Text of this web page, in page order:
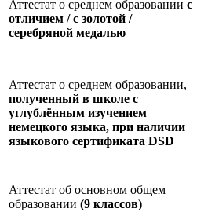
Аттестат о среднем образовании с
отличием / с золотой /
серебряной медалью
Аттестат о среднем образовании,
полученный в школе с
углублённым изучением
немецкого языка, при наличии
языкового сертификата DSD
Аттестат об основном общем
образовании (9 классов)